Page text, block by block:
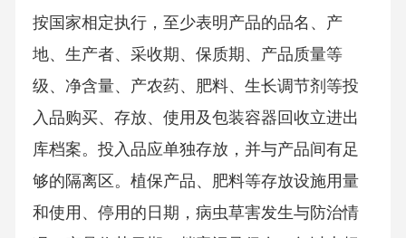
按国家相定执行，至少表明产品的品名、产
地、生产者、采收期、保质期、产品质量等
级、净含量、产农药、肥料、生长调节剂等投
入品购买、存放、使用及包装容器回收立进出
库档案。投入品应单独存放，并与产品间有足
够的隔离区。植保产品、肥料等存放设施用量
和使用、停用的日期，病虫草害发生与防治情